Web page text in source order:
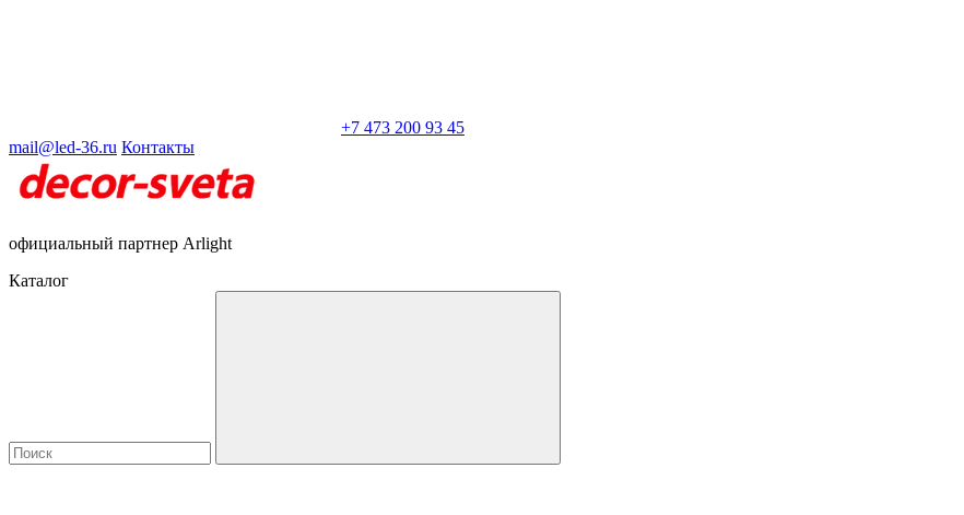
+7 473 200 93 45
mail@led-36.ru Контакты
официальный партнер Arlight
Каталог